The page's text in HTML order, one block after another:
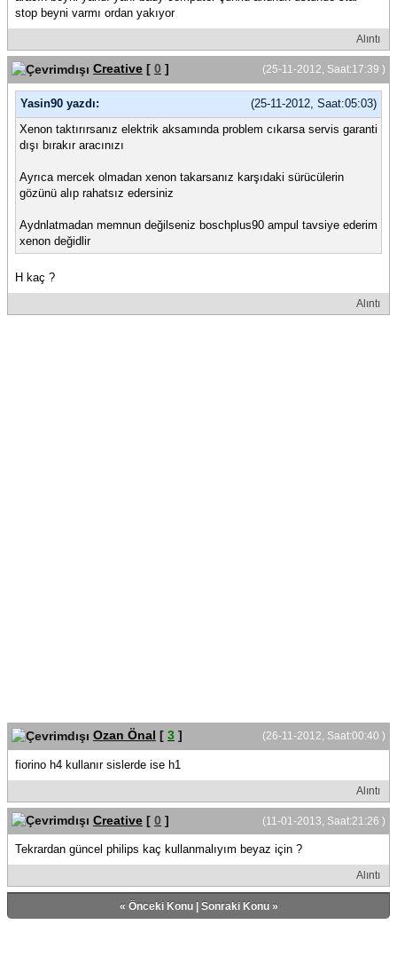
stop beyni varmı ordan yakıyor
Alıntı
(25-11-2012, Saat:17:39 )
Creative [ 0 ]
(25-11-2012, Saat:05:03)
Yasin90 yazdı:
Xenon taktırırsanız elektrik aksamında problem cıkarsa servis garanti
dışı bırakır aracınızı
Ayrıca mercek olmadan xenon takarsanız karşıdaki sürücülerin
gözünü alıp rahatsız edersiniz
Aydnlatmadan memnun değilseniz boschplus90 ampul tavsiye ederim
xenon değidlir
H kaç ?
Alıntı
(26-11-2012, Saat:00:40 )
Ozan Önal [ 3 ]
fiorino h4 kullanır sislerde ise h1
Alıntı
(11-01-2013, Saat:21:26 )
Creative [ 0 ]
Tekrardan güncel philips kaç kullanmalıyım beyaz için ?
Alıntı
« Önceki Konu| Sonraki Konu»